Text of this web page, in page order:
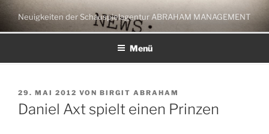
Zum
Inhalt
springen
Neuigkeiten der Schauspielagentur ABRAHAM MANAGEMENT
Menü
VERÖFFENTLICHT
AM
29. MAI 2012 VON BIRGIT ABRAHAM
Daniel Axt spielt einen Prinzen